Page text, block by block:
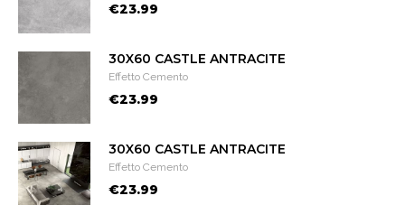
€23.99
30X60 CASTLE ANTRACITE
Effetto Cemento
€23.99
30X60 CASTLE ANTRACITE
Effetto Cemento
€23.99